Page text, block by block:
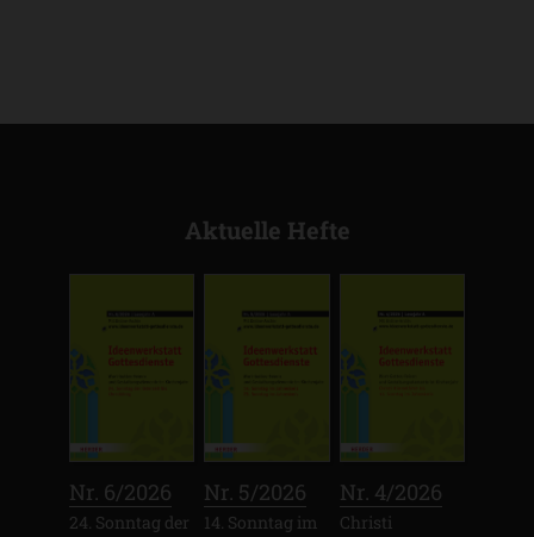
Aktuelle Hefte
Nr. 6/2026
24. Sonntag der
Nr. 5/2026
14. Sonntag im
Nr. 4/2026
Christi